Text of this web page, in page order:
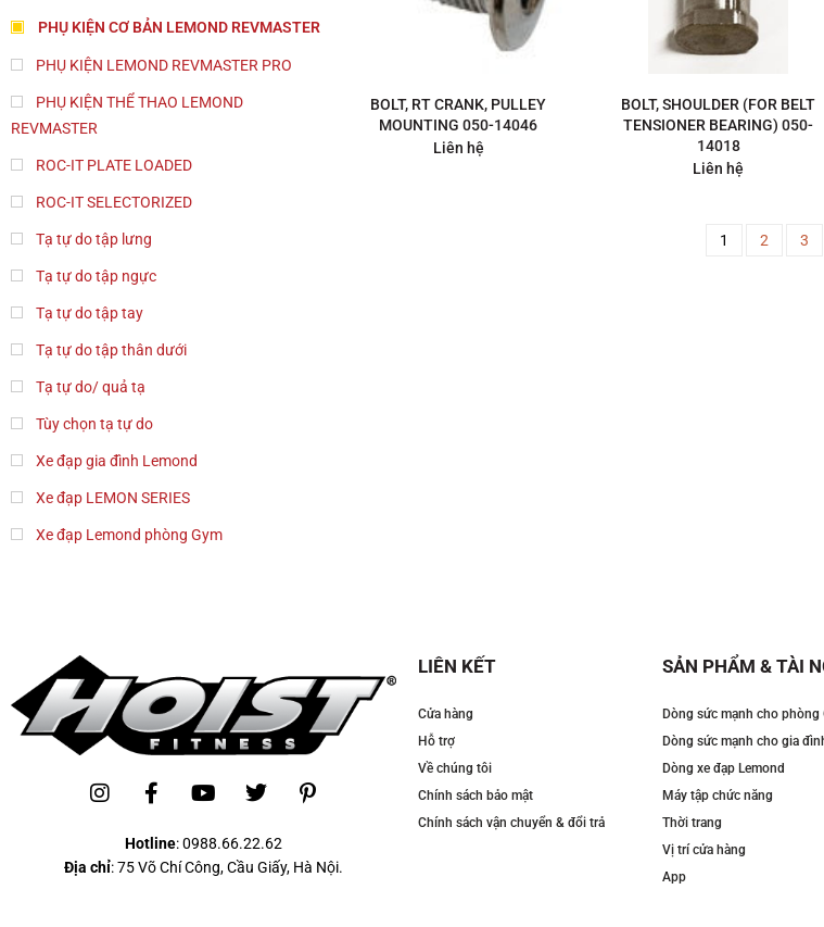
PHỤ KIỆN CƠ BẢN LEMOND REVMASTER
PHỤ KIỆN LEMOND REVMASTER PRO
PHỤ KIỆN THỂ THAO LEMOND
REVMASTER
ROC-IT PLATE LOADED
ROC-IT SELECTORIZED
Tạ tự do tập lưng
Tạ tự do tập ngực
Tạ tự do tập tay
Tạ tự do tập thân dưới
Tạ tự do/ quả tạ
Tùy chọn tạ tự do
Xe đạp gia đình Lemond
Xe đạp LEMON SERIES
Xe đạp Lemond phòng Gym
BOLT, RT CRANK, PULLEY
MOUNTING 050-14046
Liên hệ
BOLT, SHOULDER (FOR BELT
TENSIONER BEARING) 050-
14018
Liên hệ
1 2 3
Hotline:0988.66.22.62
Địa chỉ: 75 Võ Chí Công, Cầu Giấy, Hà Nội.
LIÊN KẾT
Cửa hàng
Hỗ trợ
Về chúng tôi
Chính sách bảo mật
Chính sách vận chuyển & đổi trả
SẢN PHẨM & TÀI
Dòng sức mạnh cho phòng
Dòng sức mạnh cho gia
Dòng xe đạp Lemond
Máy tập chức năng
Thời trang
Vị trí cửa hàng
App